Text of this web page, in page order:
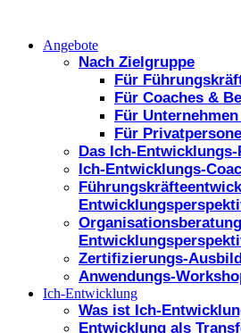
Angebote
Nach Zielgruppe
Für
Für Coaches &
Für
Für
Das Ich-
Ich-Entwicklungs-
Zertifizierungs-
Anwendungs-
Ich-Entwicklung
Was ist Ich-
Entwicklung als